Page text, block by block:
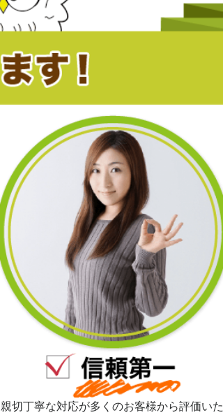
親切丁寧な対応が多くのお客様から評価いた